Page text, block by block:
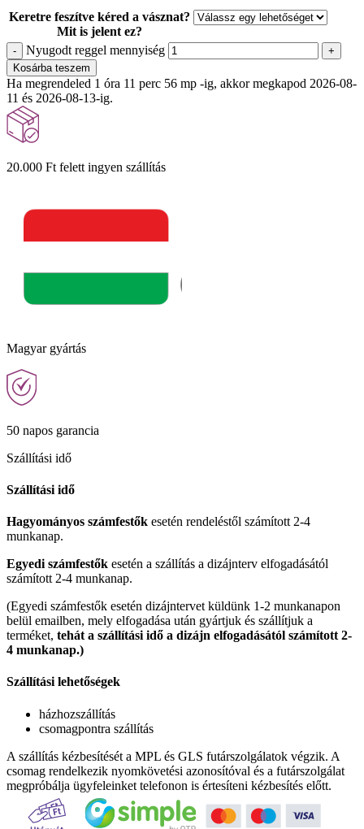
Keretre feszítve kéred a vásznat?
Mit is jelent ez?
- Nyugodt reggel mennyiség
+
Kosárba teszem
Ha megrendeled 1 óra 11 perc 55 mp -ig, akkor megkapod 2026-08-
11 és 2026-08-13-ig.
20.000 Ft felett ingyen szállítás
Magyar gyártás
50 napos garancia
Szállítási idő
Szállítási idő
Hagyományos számfestők esetén rendeléstől számított 2-4
munkanap.
Egyedi számfestők esetén a szállítás a dizájnterv elfogadásától
számított 2-4 munkanap.
(Egyedi számfestők esetén dizájntervet küldünk 1-2 munkanapon
belül emailben, mely elfogadása után gyártjuk és szállítjuk a
terméket, tehát a szállítási idő a dizájn elfogadásától számított 2-
4 munkanap.)
Szállítási lehetőségek
házhozszállítás
csomagpontra szállítás
A szállítás kézbesítését a MPL és GLS futárszolgálatok végzik. A
csomag rendelkezik nyomkövetési azonosítóval és a futárszolgálat
megpróbálja ügyfeleinket telefonon is értesíteni kézbesítés előtt.